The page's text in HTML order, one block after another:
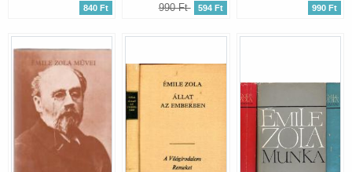
840 Ft 990 Ft 594 Ft 990 Ft